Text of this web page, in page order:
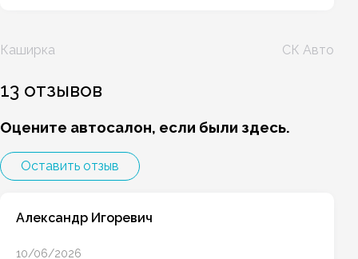
Навигация
записям
Каширка СК Авто
13 отзывов
Оцените автосалон, если были здесь.
Оставить отзыв
Александр Игоревич
10/06/2026